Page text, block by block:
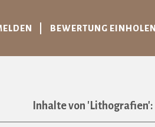
BEWERTUNG EINHOLEN
Inhalte von 'Lithografien':